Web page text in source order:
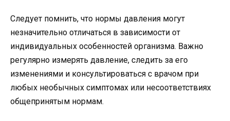
Следует помнить, что нормы давления могут
незначительно отличаться в зависимости от
индивидуальных особенностей организма. Важно
регулярно измерять давление, следить за его
изменениями и консультироваться с врачом при
любых необычных симптомах или несоответствиях
общепринятым нормам.